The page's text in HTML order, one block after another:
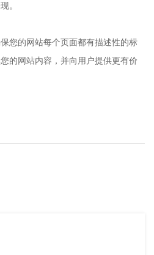
。
您的网站每个页面都有描述性的标
的网站内容，并向用户提供更有价